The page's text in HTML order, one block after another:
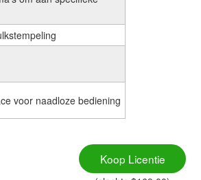
voor naadloze bediening
Koop Licentie